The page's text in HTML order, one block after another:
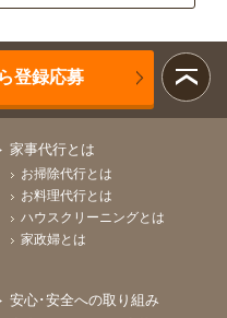
登録応募
家事代行とは
お掃除代行とは
お料理代行とは
ハウスクリーニングとは
家政婦とは
安心･安全への取り組み